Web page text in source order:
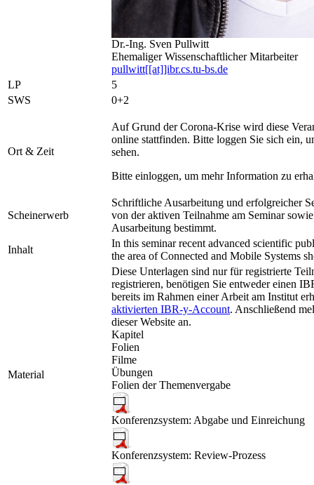
Dr.-Ing. Sven Pullwitt
Ehemaliger Wissenschaftlicher Mitarbeiter
pullwitt[[at]]ibr.cs.tu-bs.de
LP
5
SWS
0+2
Ort & Zeit
Auf Grund der Corona-Krise wird diese
online stattfinden. Bitte loggen Sie sich ein,
sehen.
Bitte einloggen, um mehr Information zu
Scheinerwerb
Schriftliche Ausarbeitung und erfolgreicher
von der aktiven Teilnahme am Seminar
Ausarbeitung bestimmt.
Inhalt
In this seminar recent advanced scientific
the area of Connected and Mobile Systems
Material
Diese Unterlagen sind nur für registrierte
registrieren, benötigen Sie entweder einen
bereits im Rahmen einer Arbeit am Institut
aktivierten IBR-y-Account. Anschließend
dieser Website an.
Kapitel
Folien
Filme
Übungen
Folien der Themenvergabe
Konferenzsystem: Abgabe und Einreichung
Konferenzsystem: Review-Prozess